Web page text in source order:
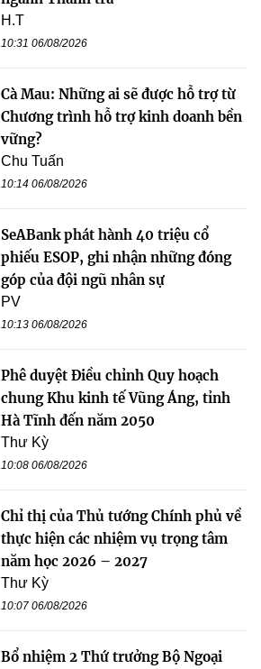
H.T
10:31 06/08/2026
Cà Mau: Những ai sẽ được hỗ trợ từ
Chương trình hỗ trợ kinh doanh bền
vững?
Chu Tuấn
10:14 06/08/2026
SeABank phát hành 40 triệu cổ
phiếu ESOP, ghi nhận những đóng
góp của đội ngũ nhân sự
PV
10:13 06/08/2026
Phê duyệt Điều chỉnh Quy hoạch
chung Khu kinh tế Vũng Áng, tỉnh
Hà Tĩnh đến năm 2050
Thư Kỳ
10:08 06/08/2026
Chỉ thị của Thủ tướng Chính phủ về
thực hiện các nhiệm vụ trọng tâm
năm học 2026 – 2027
Thư Kỳ
10:07 06/08/2026
Bổ nhiệm 2 Thứ trưởng Bộ Ngoại